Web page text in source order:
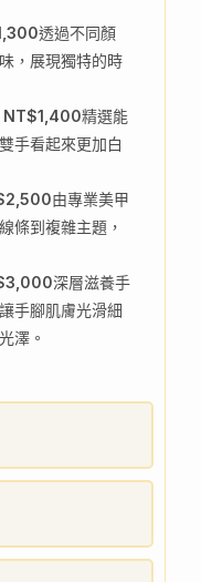
透過不同顏
，展現獨特的時
NT$1,400精選能
手看起來更加白
由專業美甲
條到複雜主題，
深層滋養手
手腳肌膚光滑細
澤。